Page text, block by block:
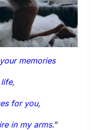
memories
for you,
in my arms.”